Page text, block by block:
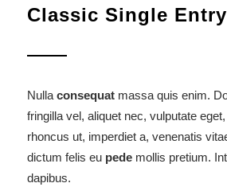
Classic Single Entry
Nulla consequatmassa quis enim.
fringilla vel, aliquet nec, vulputate
rhoncus ut, imperdiet a, venenatis
dictum felis eu pedemollis pretium.
dapibus.